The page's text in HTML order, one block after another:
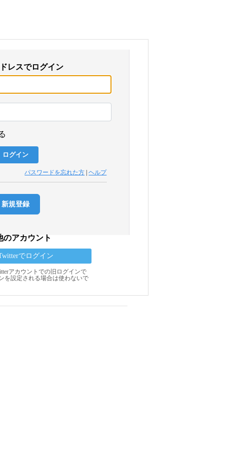
レスでログイン
パスワードを忘れた方 |ヘルプ
新規登録
のアカウント
でログイン
アカウントでの旧ログインで
を設定される場合は使わないで